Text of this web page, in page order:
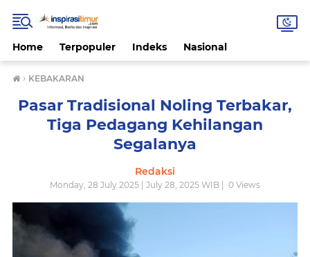
Home Terpopuler Indeks Nasional
› KEBAKARAN
Pasar Tradisional Noling Terbakar,
Tiga Pedagang Kehilangan
Segalanya
Redaksi
Monday, 28 July 2025 | July 28, 2025 WIB | 0 Views